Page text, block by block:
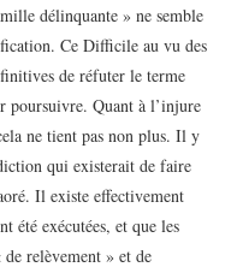
délinquante » ne semble
Ce Difficile au vu des
de réfuter le terme
poursuivre. Quant à l’injure
ne tient pas non plus. Il y
qui existerait de faire
Il existe effectivement
été exécutées, et que les
relèvement » et de